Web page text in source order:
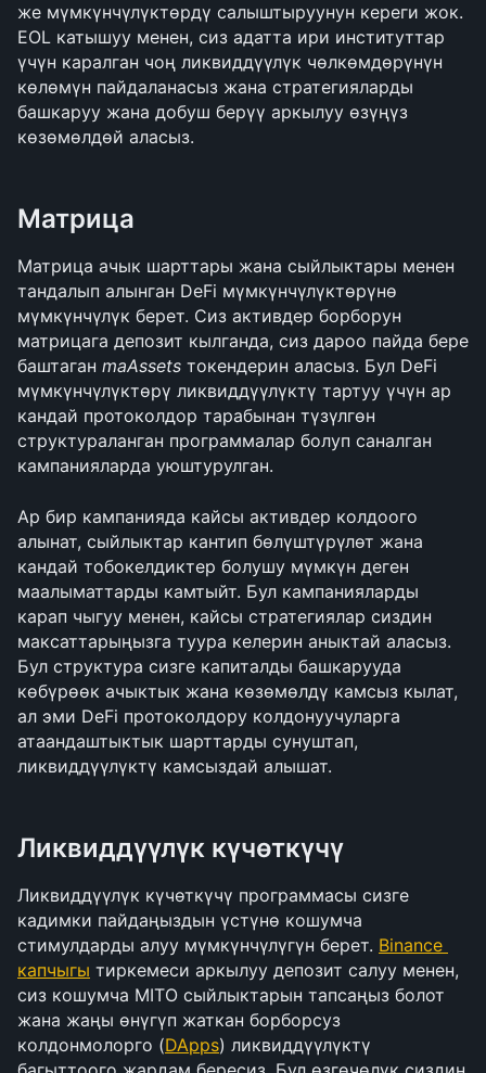
же мүмкүнчүлүктөрдү салыштыруунун кереги жок.
EOL катышуу менен, сиз адатта ири институттар
үчүн каралган чоң ликвиддүүлүк чөлкөмдөрүнүн
көлөмүн пайдаланасыз жана стратегияларды
башкаруу жана добуш берүү аркылуу өзүңүз
көзөмөлдөй аласыз.
Матрица
Матрица ачык шарттары жана сыйлыктары менен
тандалып алынган DeFi мүмкүнчүлүктөрүнө
мүмкүнчүлүк берет. Сиз активдер борборун
матрицага депозит кылганда, сиз дароо пайда бере
баштаган maAssets токендерин аласыз. Бул DeFi
мүмкүнчүлүктөрү ликвиддүүлүктү тартуу үчүн ар
кандай протоколдор тарабынан түзүлгөн
структураланган программалар болуп саналган
кампанияларда уюштурулган.
Ар бир кампанияда кайсы активдер колдоого
алынат, сыйлыктар кантип бөлүштүрүлөт жана
кандай тобокелдиктер болушу мүмкүн деген
маалыматтарды камтыйт. Бул кампанияларды
карап чыгуу менен, кайсы стратегиялар сиздин
максаттарыңызга туура келерин аныктай аласыз.
Бул структура сизге капиталды башкарууда
көбүрөөк ачыктык жана көзөмөлдү камсыз кылат,
ал эми DeFi протоколдору колдонуучуларга
атаандаштыктык шарттарды сунуштап,
ликвиддүүлүктү камсыздай алышат.
Ликвиддүүлүк күчөткүчү
Ликвиддүүлүк күчөткүчү программасы сизге
кадимки пайдаңыздын үстүнө кошумча
стимулдарды алуу мүмкүнчүлүгүн берет. Binance
капчыгы тиркемеси аркылуу депозит салуу менен,
сиз кошумча MITO сыйлыктарын тапсаңыз болот
жана жаңы өнүгүп жаткан борборсуз
колдонмолорго (DApps) ликвиддүүлүктү